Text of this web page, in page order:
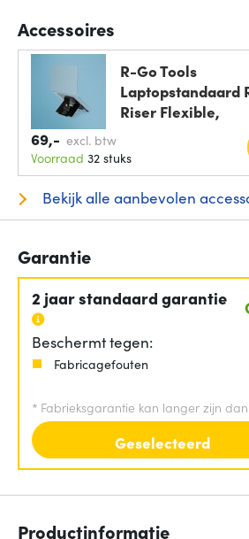
Accessoires
R-Go Tools
Laptopstandaard
Riser Flexible,
69,- excl. btw
Voorraad 32 stuks
Bekijk alle aanbevolen
Garantie
2 jaar standaard garantie
Beschermt tegen:
Fabricagefouten
* Fabrieksgarantie kan langer zijn
Geselecteerd
Productinformatie